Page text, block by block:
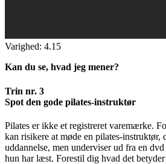
Varighed: 4.15
Kan du se, hvad jeg mener?
Trin nr. 3
Spot den gode pilates-instruktør
Pilates er ikke et registreret varemærke.
kan risikere at møde en pilates-instruktør,
uddannelse, men underviser ud fra en
hun har læst. Forestil dig hvad det